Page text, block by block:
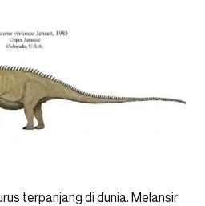
terpanjang di dunia. Melansir